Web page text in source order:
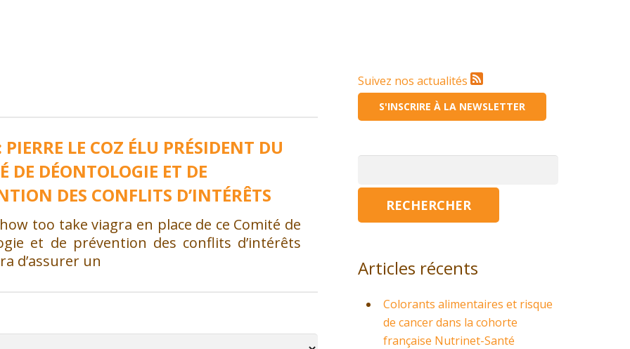
PIERRE LE COZ ÉLU PRÉSIDENT DU
DE DÉONTOLOGIE ET DE
DES CONFLITS D’INTÉRÊTS
too take viagra en place de ce Comité de
et de prévention des conflits d’intérêts
d’assurer un
Suivez nos actualités
S'INSCRIRE À LA NEWSLETTER
Articles récents
Colorants alimentaires et risque
de cancer dans la cohorte
française Nutrinet-Santé